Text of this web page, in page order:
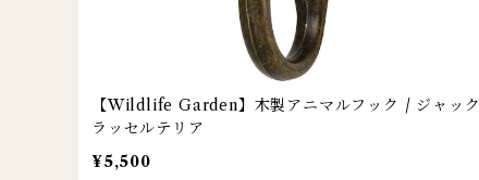
【Wildlife Garden】木製アニマルフック / ジャック
ラッセルテリア
¥5,500